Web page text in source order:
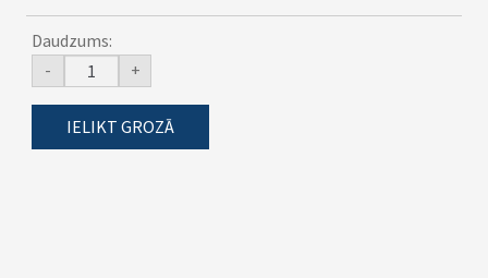
Daudzums:
-
+
IELIKT GROZĀ